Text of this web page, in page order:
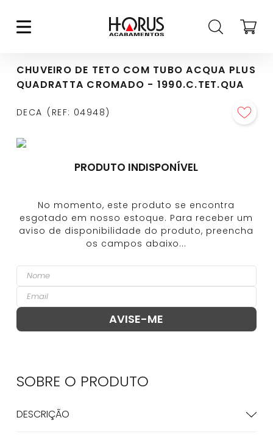
CHUVEIRO DE TETO COM TUBO ACQUA PLUS
QUADRATTA CROMADO - 1990.C.TET.QUA
DECA REF: 04948
PRODUTO INDISPONÍVEL
SOBRE O PRODUTO
DESCRIÇÃO